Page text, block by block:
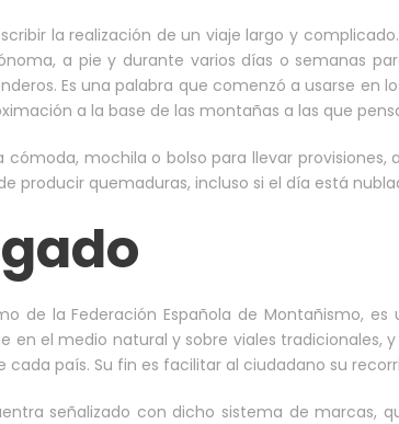
la realización de un viaje largo y
a pie y durante varios días o semanas
Es una palabra que comenzó a usarse en
a la base de las montañas a las que
mochila o bolso para llevar provisiones,
producir quemaduras, incluso si el día está
de la Federación Española de Montañismo,
el medio natural y sobre viales tradicionales,
país. Su fin es facilitar al ciudadano su
señalizado con dicho sistema de marcas,